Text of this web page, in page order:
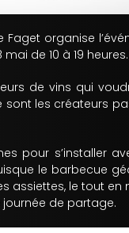
organise
de 10 à 19 heures.
de vins qui
les créateurs
pour s’installer
le barbecue
le tout
de partage.